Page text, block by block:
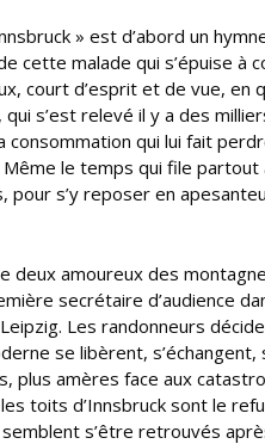
» est d’abord un
cette malade qui s’épuise
court d’esprit et de vue,
s’est relevé il y a des
consommation qui lui fait
le temps qui file
s’y reposer en
deux amoureux des
secrétaire d’audience
Les randonneurs
se libèrent, s’échangent,
plus amères face aux
toits d’Innsbruck sont le
s’être retrouvés